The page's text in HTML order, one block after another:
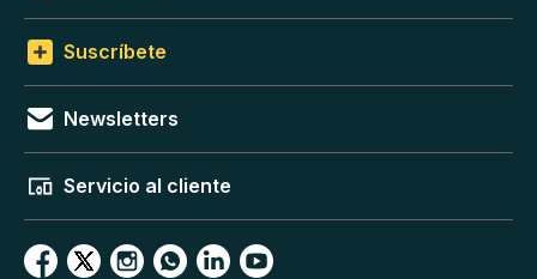
Suscríbete
Newsletters
Servicio al cliente